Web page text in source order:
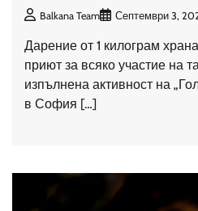
Balkana Team Септември 3,
Дарение от 1 килограм
приют за всяко участие на
изпълнена активност на
в София […]